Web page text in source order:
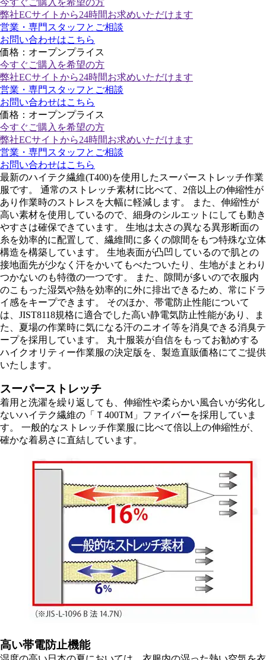
今すぐご購入 を希望の方
弊社ECサイトから24時間お求めいただけます
営業・専門スタッフとご相談
お問い合わせはこちら
価格：オープンプライス
今すぐご購入 を希望の方
弊社ECサイトから24時間お求めいただけます
営業・専門スタッフとご相談
お問い合わせはこちら
価格：オープンプライス
今すぐご購入 を希望の方
弊社ECサイトから24時間お求めいただけます
営業・専門スタッフとご相談
お問い合わせはこちら
最新のハイテク繊維(T400)を使用したスーパーストレッチ作業
服です。 通常のストレッチ素材に比べて、2倍以上の伸縮性が
あり作業時のストレスを大幅に軽減します。 また、伸縮性が
高い素材を使用しているので、細身のシルエットにしても動き
やすさは確保できています。 生地は太さの異なる異形断面の
糸を効率的に配置して、繊維間に多くの隙間をもつ特殊な立体
構造を構築しています。 生地表面が凸凹しているので肌との
接地面先が少なく汗をかいてもべたついたり、生地がまとわり
つかないのも特徴の一つです。 また、隙間が多いので衣服内
のこもった湿気や熱を効率的に外に排出できるため、常にドラ
イ感をキープできます。 そのほか、帯電防止性能について
は、JIST8118規格に適合でした高い静電気防止性能があり、ま
た、夏場の作業時に気になる汗のニオイ等を消臭できる消臭テ
ープを採用しています。 丸十服装が自信をもってお勧めする
ハイクオリティー作業服の決定版を、製造直販価格にてご提供
いたします。
スーパーストレッチ
着用と洗濯を繰り返しても、伸縮性や柔らかい風合いが劣化し
ないハイテク繊維の「Ｔ400TM」ファイバーを採用していま
す。 一般的なストレッチ作業服に比べて倍以上の伸縮性が、
確かな着易さに直結しています。
高い帯電防止機能